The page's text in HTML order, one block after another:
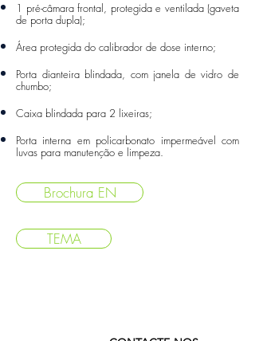
1 pré-câmara frontal, protegida e ventilada (gaveta
de porta dupla);
Área protegida do calibrador de dose interno;
Porta dianteira blindada, com janela de vidro de
chumbo;
Caixa blindada para 2 lixeiras;
Porta interna em policarbonato impermeável com
luvas para manutenção e limpeza.
Brochura EN
TEMA